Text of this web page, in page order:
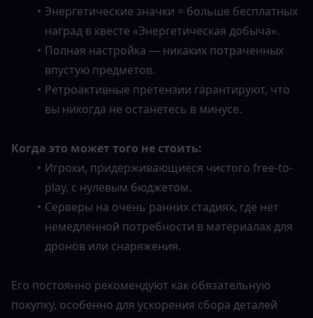
Энергетические значки = больше бесплатных
наград в квесте «Энергетическая добыча».
Полная настройка — никаких потраченных
впустую предметов.
Ретроактивные претензии гарантируют, что
вы никогда не останетесь в минусе.
Когда это может того не стоить:
Игроки, придерживающиеся чистого free-to-
play, с нулевым бюджетом.
Серверы на очень ранних стадиях, где нет
немедленной потребности в материалах для
дронов или снаряжения.
Его постоянно рекомендуют как обязательную
покупку, особенно для ускорения сбора деталей